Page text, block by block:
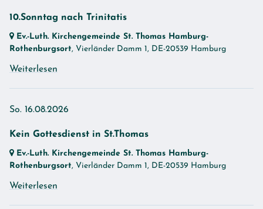
10.Sonntag nach Trinitatis
Ev.-Luth. Kirchengemeinde St. Thomas Hamburg-
Rothenburgsort, Vierländer Damm 1, DE-20539 Hamburg
Weiterlesen
So. 16.08.2026
Kein Gottesdienst in St.Thomas
Ev.-Luth. Kirchengemeinde St. Thomas Hamburg-
Rothenburgsort, Vierländer Damm 1, DE-20539 Hamburg
Weiterlesen